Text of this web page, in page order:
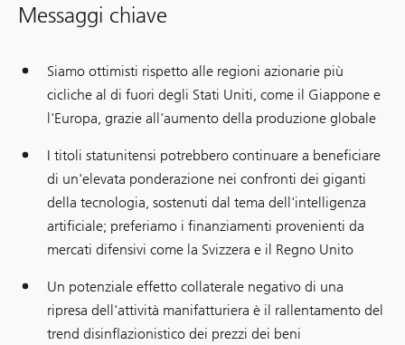
Messaggi chiave
Siamo ottimisti rispetto alle regioni azionarie più
cicliche al di fuori degli Stati Uniti, come il Giappone e
l'Europa, grazie all'aumento della produzione globale
I titoli statunitensi potrebbero continuare a beneficiare
di un'elevata ponderazione nei confronti dei giganti
della tecnologia, sostenuti dal tema dell'intelligenza
artificiale; preferiamo i finanziamenti provenienti da
mercati difensivi come la Svizzera e il Regno Unito
Un potenziale effetto collaterale negativo di una
ripresa dell'attività manifatturiera è il rallentamento del
trend disinflazionistico dei prezzi dei beni